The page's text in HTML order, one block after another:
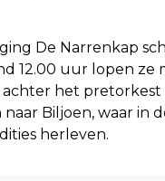
De Narrenkap
12.00 uur lopen ze
het pretorkest
Biljoen, waar in
herleven.